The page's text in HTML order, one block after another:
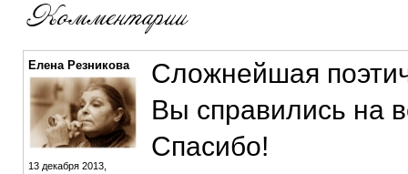
Елена Резникова
13 декабря 2013,
Сложнейшая
Вы справились на
Спасибо!